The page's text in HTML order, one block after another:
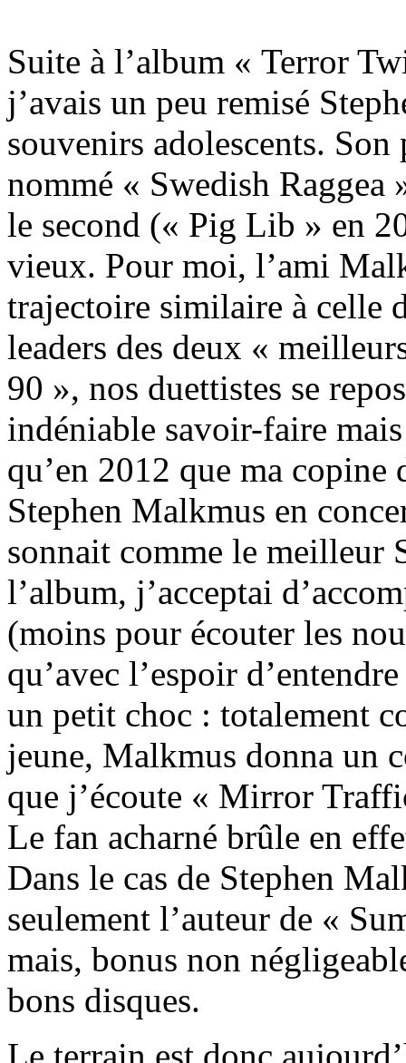
Suite à l’album « Terror
j’avais un peu remisé
souvenirs adolescents.
nommé « Swedish Raggea
le second (« Pig Lib » en
vieux. Pour moi, l’ami
trajectoire similaire à celle
leaders des deux «
90 », nos duettistes se
indéniable savoir-faire
qu’en 2012 que ma copine
Stephen Malkmus en
sonnait comme le meilleur
l’album, j’acceptai
(moins pour écouter les
qu’avec l’espoir
un petit choc : totalement
jeune, Malkmus donna un
que j’écoute « Mirror
Le fan acharné brûle en
Dans le cas de Stephen
seulement l’auteur de «
mais, bonus non
bons disques.
Le terrain est donc